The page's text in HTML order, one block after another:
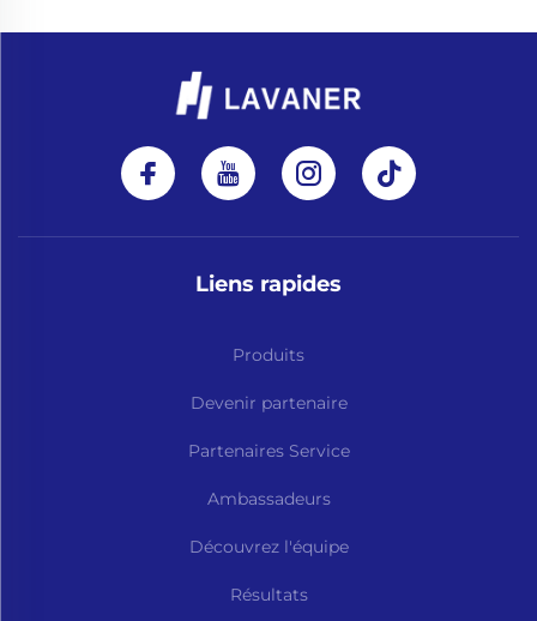
Liens rapides
Produits
Devenir partenaire
Partenaires Service
Ambassadeurs
Découvrez l'équipe
Résultats